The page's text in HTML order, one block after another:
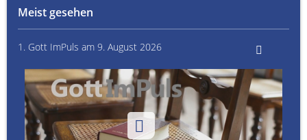
Meist gesehen
1. Gott ImPuls am 9. August 2026